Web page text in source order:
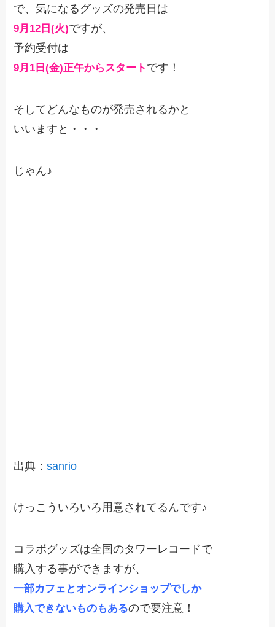
で、気になるグッズの発売日は
9月12日(火)ですが、
予約受付は
9月1日(金)正午からスタート です！
そしてどんなものが発売されるかと
いいますと・・・
じゃん♪
出典：sanrio
けっこういろいろ用意されてるんです♪
コラボグッズは全国のタワーレコードで
購入する事ができますが、
一部カフェとオンラインショップでしか
購入できないものもあるので要注意！